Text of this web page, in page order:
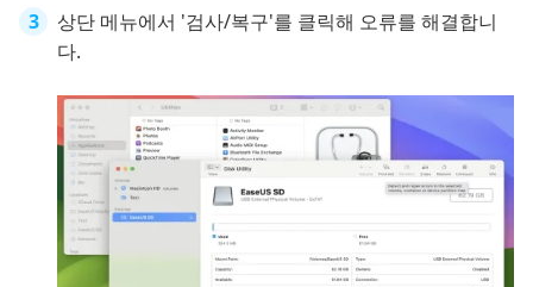
상단 메뉴에서 '검사/복구'를 클릭해 오류를 해결합니
다.